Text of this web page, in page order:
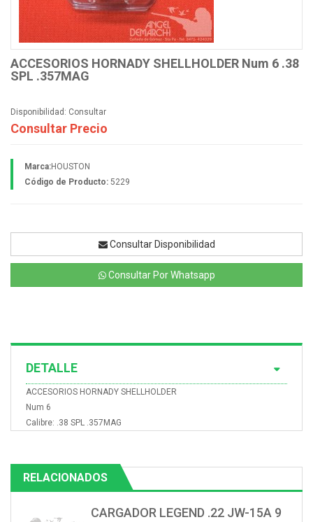
ACCESORIOS HORNADY SHELLHOLDER Num 6 .38
SPL .357MAG
Disponibilidad: Consultar
Consultar Precio
Marca:HOUSTON
Código de Producto: 5229
Consultar Disponibilidad
Consultar Por Whatsapp
DETALLE
ACCESORIOS HORNADY SHELLHOLDER
Num 6
Calibre: .38 SPL .357MAG
RELACIONADOS
CARGADOR LEGEND .22 JW-15A 9